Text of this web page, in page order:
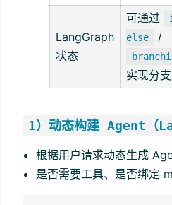
LangGraph
状态
可通过
else
/
实现分支
1）动态构建 Agent（
根据用户请求动态生成
是否需要工具、是否绑定